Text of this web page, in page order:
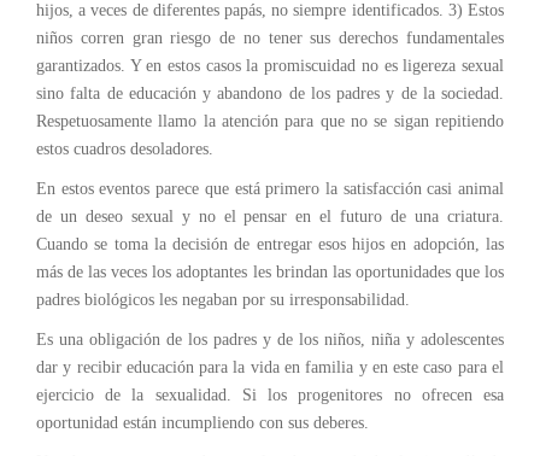
hijos, a veces de diferentes papás, no siempre identificados. 3) Estos
niños corren gran riesgo de no tener sus derechos fundamentales
garantizados. Y en estos casos la promiscuidad no es ligereza sexual
sino falta de educación y abandono de los padres y de la sociedad.
Respetuosamente llamo la atención para que no se sigan repitiendo
estos cuadros desoladores.
En estos eventos parece que está primero la satisfacción casi animal
de un deseo sexual y no el pensar en el futuro de una criatura.
Cuando se toma la decisión de entregar esos hijos en adopción, las
más de las veces los adoptantes les brindan las oportunidades que los
padres biológicos les negaban por su irresponsabilidad.
Es una obligación de los padres y de los niños, niña y adolescentes
dar y recibir educación para la vida en familia y en este caso para el
ejercicio de la sexualidad. Si los progenitores no ofrecen esa
oportunidad están incumpliendo con sus deberes.